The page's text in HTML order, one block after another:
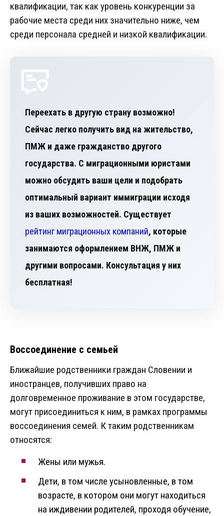
квалификации, так как уровень конкуренции за
рабочие места среди них значительно ниже, чем
среди персонала средней и низкой квалификации.
Переехать в другую страну возможно!
Сейчас легко получить вид на жительство,
ПМЖ и даже гражданство другого
государства. С миграционными юристами
можно обсудить ваши цели и подобрать
оптимальный вариант иммиграции исходя
из ваших возможностей. Существует
рейтинг миграционных компаний, которые
занимаются оформлением ВНЖ, ПМЖ и
другими вопросами. Консультация у них
бесплатная!
Воссоединение с семьей
Ближайшие родственники граждан Словении и
иностранцев, получивших право на
долговременное проживание в этом государстве,
могут присоединиться к ним, в рамках программы
воссоединения семей. К таким родственникам
относятся:
Жены или мужья.
Дети, в том числе усыновленные, в том
возрасте, в котором они могут находиться
на иждивении родителей, проходя обучение,